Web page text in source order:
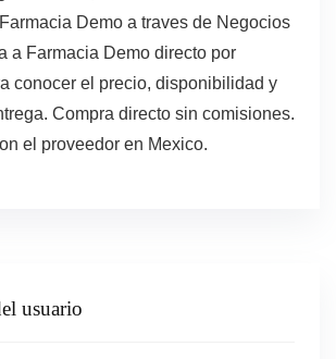
Demo a traves de Negocios
a Farmacia Demo directo por
conocer el precio, disponibilidad y
Compra directo sin comisiones.
el proveedor en Mexico.
usuario